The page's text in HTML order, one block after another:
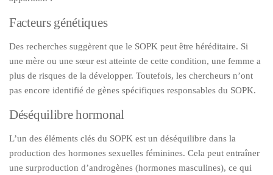
Facteurs génétiques
Des recherches suggèrent que le SOPK peut être héréditaire. Si
une mère ou une sœur est atteinte de cette condition, une femme a
plus de risques de la développer. Toutefois, les chercheurs n’ont
pas encore identifié de gènes spécifiques responsables du SOPK.
Déséquilibre hormonal
L’un des éléments clés du SOPK est un déséquilibre dans la
production des hormones sexuelles féminines. Cela peut entraîner
une surproduction d’androgènes (hormones masculines), ce qui